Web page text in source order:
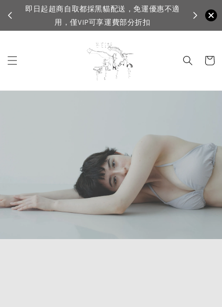
日起超商自取都採黑貓配送，免運優惠不適
用，僅VIP可享運費部分折扣
VIP滿1500